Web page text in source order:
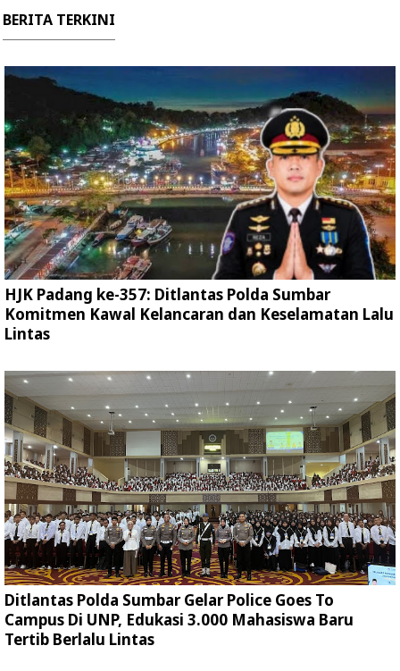
BERITA TERKINI
HJK Padang ke-357: Ditlantas Polda Sumbar
Komitmen Kawal Kelancaran dan Keselamatan Lalu
Lintas
Ditlantas Polda Sumbar Gelar Police Goes To
Campus Di UNP, Edukasi 3.000 Mahasiswa Baru
Tertib Berlalu Lintas